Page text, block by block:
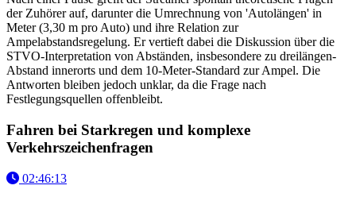
der Zuhörer auf, darunter die Umrechnung von 'Autolängen' in
Meter (3,30 m pro Auto) und ihre Relation zur
Ampelabstandsregelung. Er vertieft dabei die Diskussion über die
STVO-Interpretation von Abständen, insbesondere zu dreilängen-
Abstand innerorts und dem 10-Meter-Standard zur Ampel. Die
Antworten bleiben jedoch unklar, da die Frage nach
Festlegungsquellen offenbleibt.
Fahren bei Starkregen und komplexe
Verkehrszeichenfragen
02:46:13